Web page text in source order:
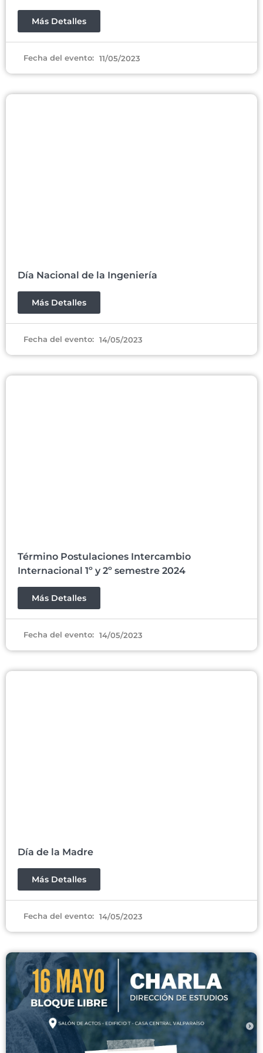
Más Detalles
Fecha del evento: 11/05/2023
Día Nacional de la Ingeniería
Más Detalles
Fecha del evento: 14/05/2023
Término Postulaciones Intercambio
Internacional 1º y 2º semestre 2024
Más Detalles
Fecha del evento: 14/05/2023
Día de la Madre
Más Detalles
Fecha del evento: 14/05/2023